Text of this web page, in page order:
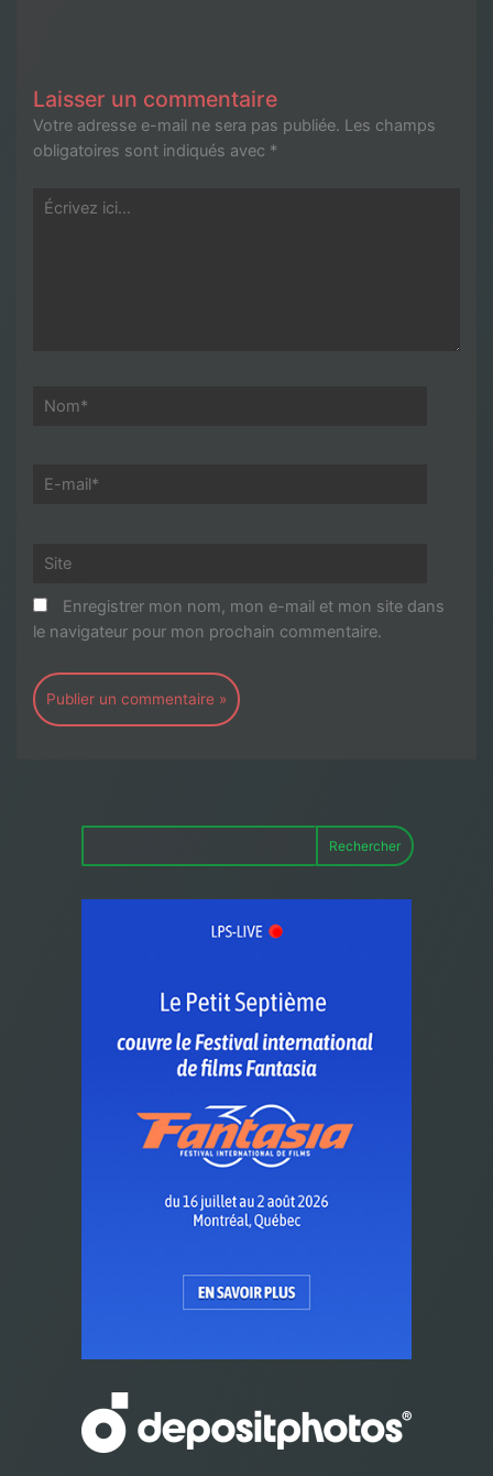
Laisser un commentaire
Votre adresse e-mail ne sera pas publiée. Les champs
obligatoires sont indiqués avec *
Écrivez
Nom*
E-
Site
Enregistrer mon nom, mon e-mail et mon site dans
le navigateur pour mon prochain commentaire.
Rechercher